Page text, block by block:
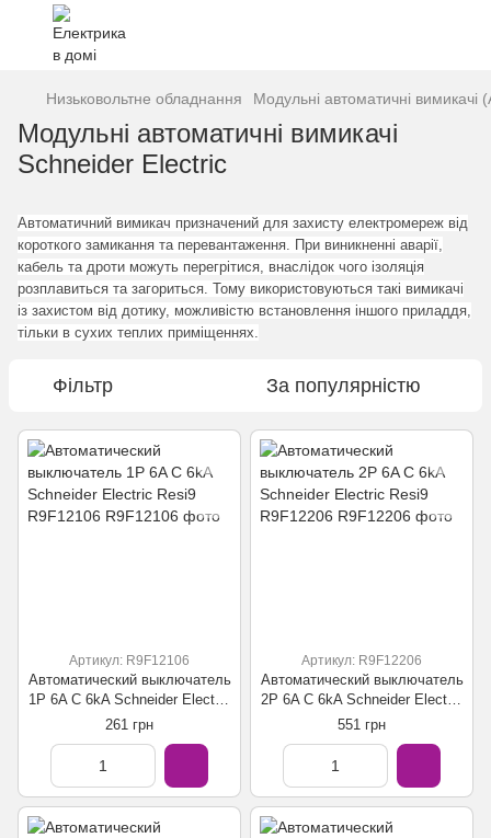
Низьковольтне обладнання Модульні автоматичні вимикачі
Модульні автоматичні вимикачі
Schneider Electric
Автоматичний вимикач призначений для захисту електромереж від
короткого замикання та перевантаження. При виникненні аварії,
кабель та дроти можуть перегрітися, внаслідок чого ізоляція
розплавиться та загориться. Тому використовуються такі вимикачі
із захистом від дотику, можливістю встановлення іншого приладдя,
тільки в сухих теплих приміщеннях.
Фільтр За популярністю
Артикул: R9F12106
Автоматический выключатель
1P 6A C 6kA Schneider Electric
Resi9 R9F12106
261 грн
Артикул: R9F12206
Автоматический выключатель
2P 6A C 6kA Schneider Electric
Resi9 R9F12206
551 грн